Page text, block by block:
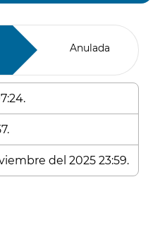
Anulada
del 2025 23:59.